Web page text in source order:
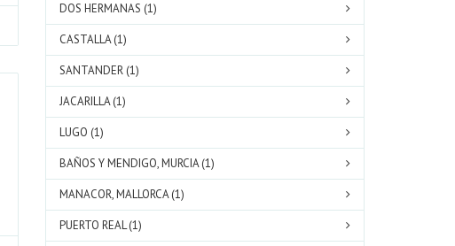
DOS HERMANAS (1)
CASTALLA (1)
SANTANDER (1)
JACARILLA (1)
LUGO (1)
BAÑOS Y MENDIGO, MURCIA (1)
MANACOR, MALLORCA (1)
PUERTO REAL (1)